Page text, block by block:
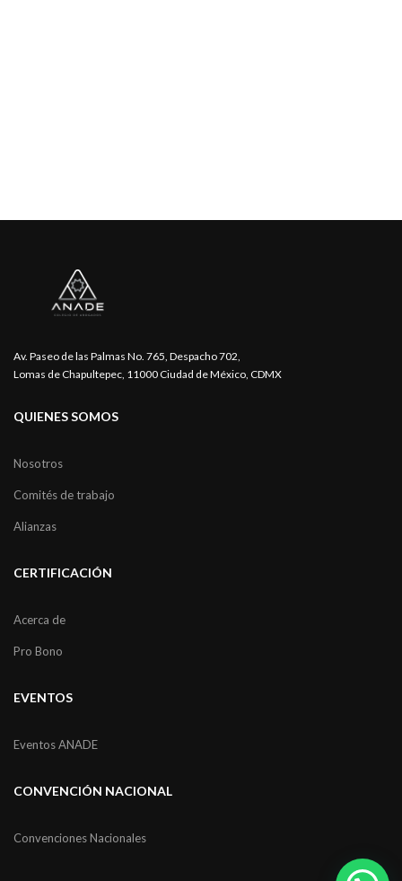
Av. Paseo de las Palmas No. 765, Despacho 702,
Lomas de Chapultepec, 11000 Ciudad de México, CDMX
QUIENES SOMOS
Nosotros
Comités de trabajo
Alianzas
CERTIFICACIÓN
Acerca de
Pro Bono
EVENTOS
Eventos ANADE
CONVENCIÓN NACIONAL
Convenciones Nacionales